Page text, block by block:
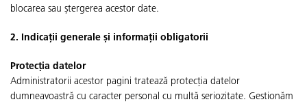
blocarea sau ștergerea acestor date.
2. Indicații generale și informații obligatorii
Protecția datelor
Administratorii acestor pagini tratează protecția datelor
dumneavoastră cu caracter personal cu multă seriozitate. Gestionăm